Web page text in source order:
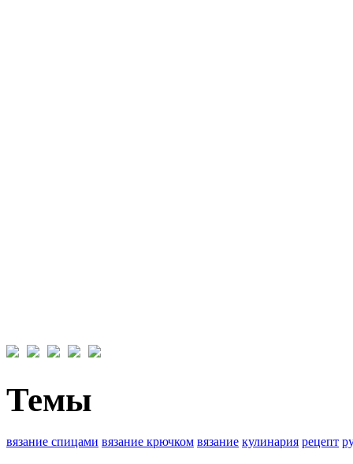
Темы
вязание спицами вязание крючком вязание кулинария рецепт